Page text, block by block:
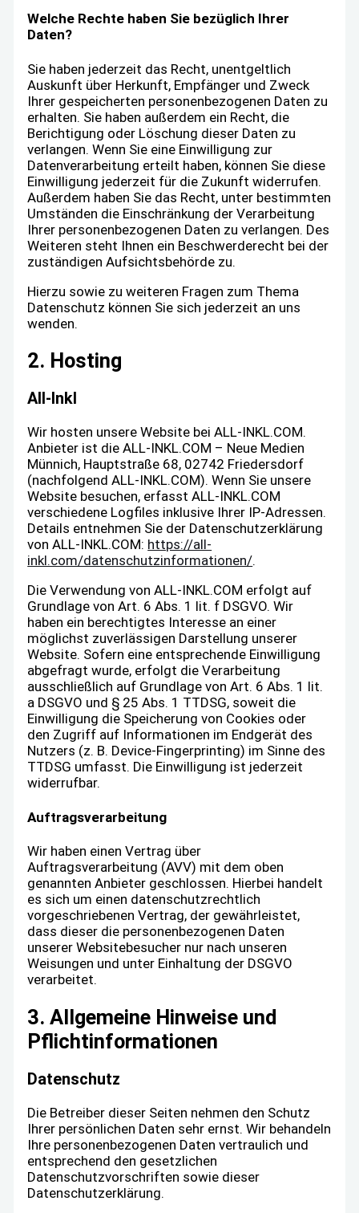
Welche Rechte haben Sie bezüglich Ihrer
Daten?
Sie haben jederzeit das Recht, unentgeltlich
Auskunft über Herkunft, Empfänger und Zweck
Ihrer gespeicherten personenbezogenen Daten zu
erhalten. Sie haben außerdem ein Recht, die
Berichtigung oder Löschung dieser Daten zu
verlangen. Wenn Sie eine Einwilligung zur
Datenverarbeitung erteilt haben, können Sie diese
Einwilligung jederzeit für die Zukunft widerrufen.
Außerdem haben Sie das Recht, unter bestimmten
Umständen die Einschränkung der Verarbeitung
Ihrer personenbezogenen Daten zu verlangen. Des
Weiteren steht Ihnen ein Beschwerderecht bei der
zuständigen Aufsichtsbehörde zu.
Hierzu sowie zu weiteren Fragen zum Thema
Datenschutz können Sie sich jederzeit an uns
wenden.
2. Hosting
All-Inkl
Wir hosten unsere Website bei ALL-INKL.COM.
Anbieter ist die ALL-INKL.COM – Neue Medien
Münnich, Hauptstraße 68, 02742 Friedersdorf
(nachfolgend ALL-INKL.COM). Wenn Sie unsere
Website besuchen, erfasst ALL-INKL.COM
verschiedene Logfiles inklusive Ihrer IP-Adressen.
Details entnehmen Sie der Datenschutzerklärung
von ALL-INKL.COM: https://all-
inkl.com/datenschutzinformationen/.
Die Verwendung von ALL-INKL.COM erfolgt auf
Grundlage von Art. 6 Abs. 1 lit. f DSGVO. Wir
haben ein berechtigtes Interesse an einer
möglichst zuverlässigen Darstellung unserer
Website. Sofern eine entsprechende Einwilligung
abgefragt wurde, erfolgt die Verarbeitung
ausschließlich auf Grundlage von Art. 6 Abs. 1 lit.
a DSGVO und § 25 Abs. 1 TTDSG, soweit die
Einwilligung die Speicherung von Cookies oder
den Zugriff auf Informationen im Endgerät des
Nutzers (z. B. Device-Fingerprinting) im Sinne des
TTDSG umfasst. Die Einwilligung ist jederzeit
widerrufbar.
Auftragsverarbeitung
Wir haben einen Vertrag über
Auftragsverarbeitung (AVV) mit dem oben
genannten Anbieter geschlossen. Hierbei handelt
es sich um einen datenschutzrechtlich
vorgeschriebenen Vertrag, der gewährleistet,
dass dieser die personenbezogenen Daten
unserer Websitebesucher nur nach unseren
Weisungen und unter Einhaltung der DSGVO
verarbeitet.
3. Allgemeine Hinweise und
Pflicht­informationen
Datenschutz
Die Betreiber dieser Seiten nehmen den Schutz
Ihrer persönlichen Daten sehr ernst. Wir behandeln
Ihre personenbezogenen Daten vertraulich und
entsprechend den gesetzlichen
Datenschutzvorschriften sowie dieser
Datenschutzerklärung.